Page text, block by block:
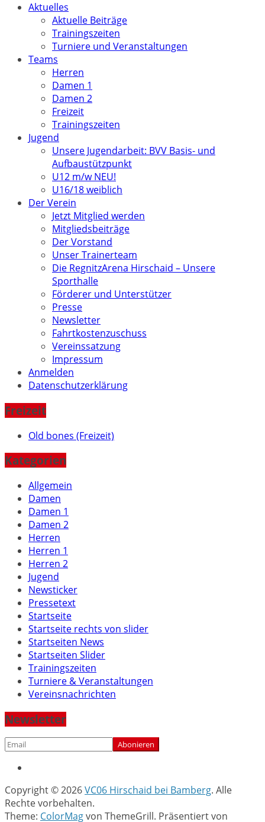
Aktuelles
Aktuelle Beiträge
Trainingszeiten
Turniere und Veranstaltungen
Teams
Herren
Damen 1
Damen 2
Freizeit
Trainingszeiten
Jugend
Unsere Jugendarbeit: BVV Basis- und
Aufbaustützpunkt
U12 m/w NEU!
U16/18 weiblich
Der Verein
Jetzt Mitglied werden
Mitgliedsbeiträge
Der Vorstand
Unser Trainerteam
Die RegnitzArena Hirschaid – Unsere
Sporthalle
Förderer und Unterstützer
Presse
Newsletter
Fahrtkostenzuschuss
Vereinssatzung
Impressum
Anmelden
Datenschutzerklärung
Freizeit
Old bones (Freizeit)
Kategorien
Allgemein
Damen
Damen 1
Damen 2
Herren
Herren 1
Herren 2
Jugend
Newsticker
Pressetext
Startseite
Startseite rechts von slider
Startseiten News
Startseiten Slider
Trainingszeiten
Turniere & Veranstaltungen
Vereinsnachrichten
Newsletter
Copyright © 2026VC06 Hirschaid bei Bamberg. Alle
Rechte vorbehalten.
Theme: ColorMagvon ThemeGrill. Präsentiert von